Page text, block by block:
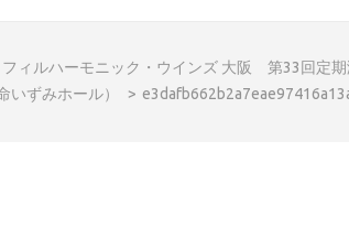
フィルハーモニック・ウインズ 大阪 第33回定
いずみホール）
>